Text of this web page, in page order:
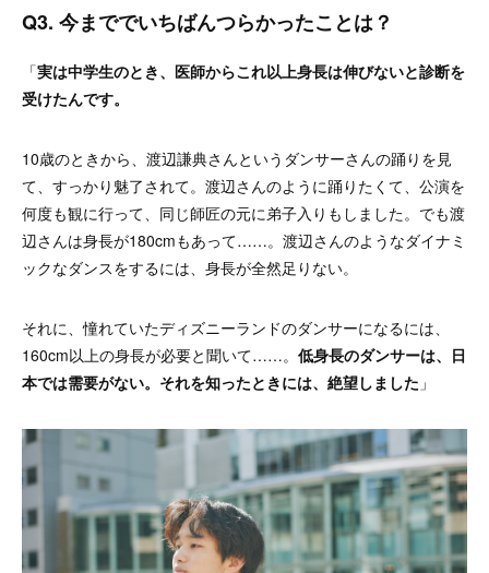
Q3. 今まででいちばんつらかったことは？
「実は中学生のとき、医師からこれ以上身長は伸びないと診断を
受けたんです。
10歳のときから、渡辺謙典さんというダンサーさんの踊りを見
て、すっかり魅了されて。渡辺さんのように踊りたくて、公演を
何度も観に行って、同じ師匠の元に弟子入りもしました。でも渡
辺さんは身長が180cmもあって……。渡辺さんのようなダイナミ
ックなダンスをするには、身長が全然足りない。
それに、憧れていたディズニーランドのダンサーになるには、
160cm以上の身長が必要と聞いて……。 低身長のダンサーは、日
本では需要がない。それを知ったときには、絶望しました 」